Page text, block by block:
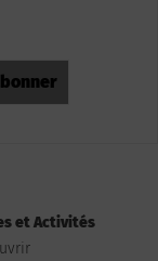
et Activités